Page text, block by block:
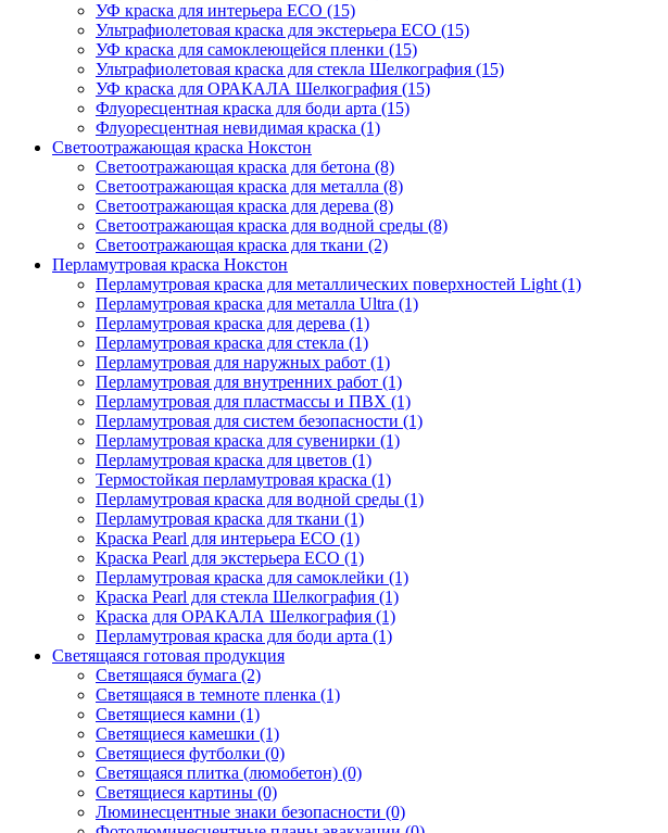
УФ краска для интерьера ECO (15)
Ультрафиолетовая краска для экстерьера ECO (15)
УФ краска для самоклеющейся пленки (15)
Ультрафиолетовая краска для стекла Шелкография (15)
УФ краска для ОРАКАЛА Шелкография (15)
Флуоресцентная краска для боди арта (15)
Флуоресцентная невидимая краска (1)
Светоотражающая краска Нокстон
Светоотражающая краска для бетона (8)
Светоотражающая краска для металла (8)
Светоотражающая краска для дерева (8)
Светоотражающая краска для водной среды (8)
Светоотражающая краска для ткани (2)
Перламутровая краска Нокстон
Перламутровая краска для металлических поверхностей Light (1)
Перламутровая краска для металла Ultra (1)
Перламутровая краска для дерева (1)
Перламутровая краска для стекла (1)
Перламутровая для наружных работ (1)
Перламутровая для внутренних работ (1)
Перламутровая для пластмассы и ПВХ (1)
Перламутровая для систем безопасности (1)
Перламутровая краска для сувенирки (1)
Перламутровая краска для цветов (1)
Термостойкая перламутровая краска (1)
Перламутровая краска для водной среды (1)
Перламутровая краска для ткани (1)
Краска Pearl для интерьера ECO (1)
Краска Pearl для экстерьера ECO (1)
Перламутровая краска для самоклейки (1)
Краска Pearl для стекла Шелкография (1)
Краска для ОРАКАЛА Шелкография (1)
Перламутровая краска для боди арта (1)
Светящаяся готовая продукция
Светящаяся бумага (2)
Светящаяся в темноте пленка (1)
Светящиеся камни (1)
Светящиеся камешки (1)
Светящиеся футболки (0)
Светящаяся плитка (люмобетон) (0)
Светящиеся картины (0)
Люминесцентные знаки безопасности (0)